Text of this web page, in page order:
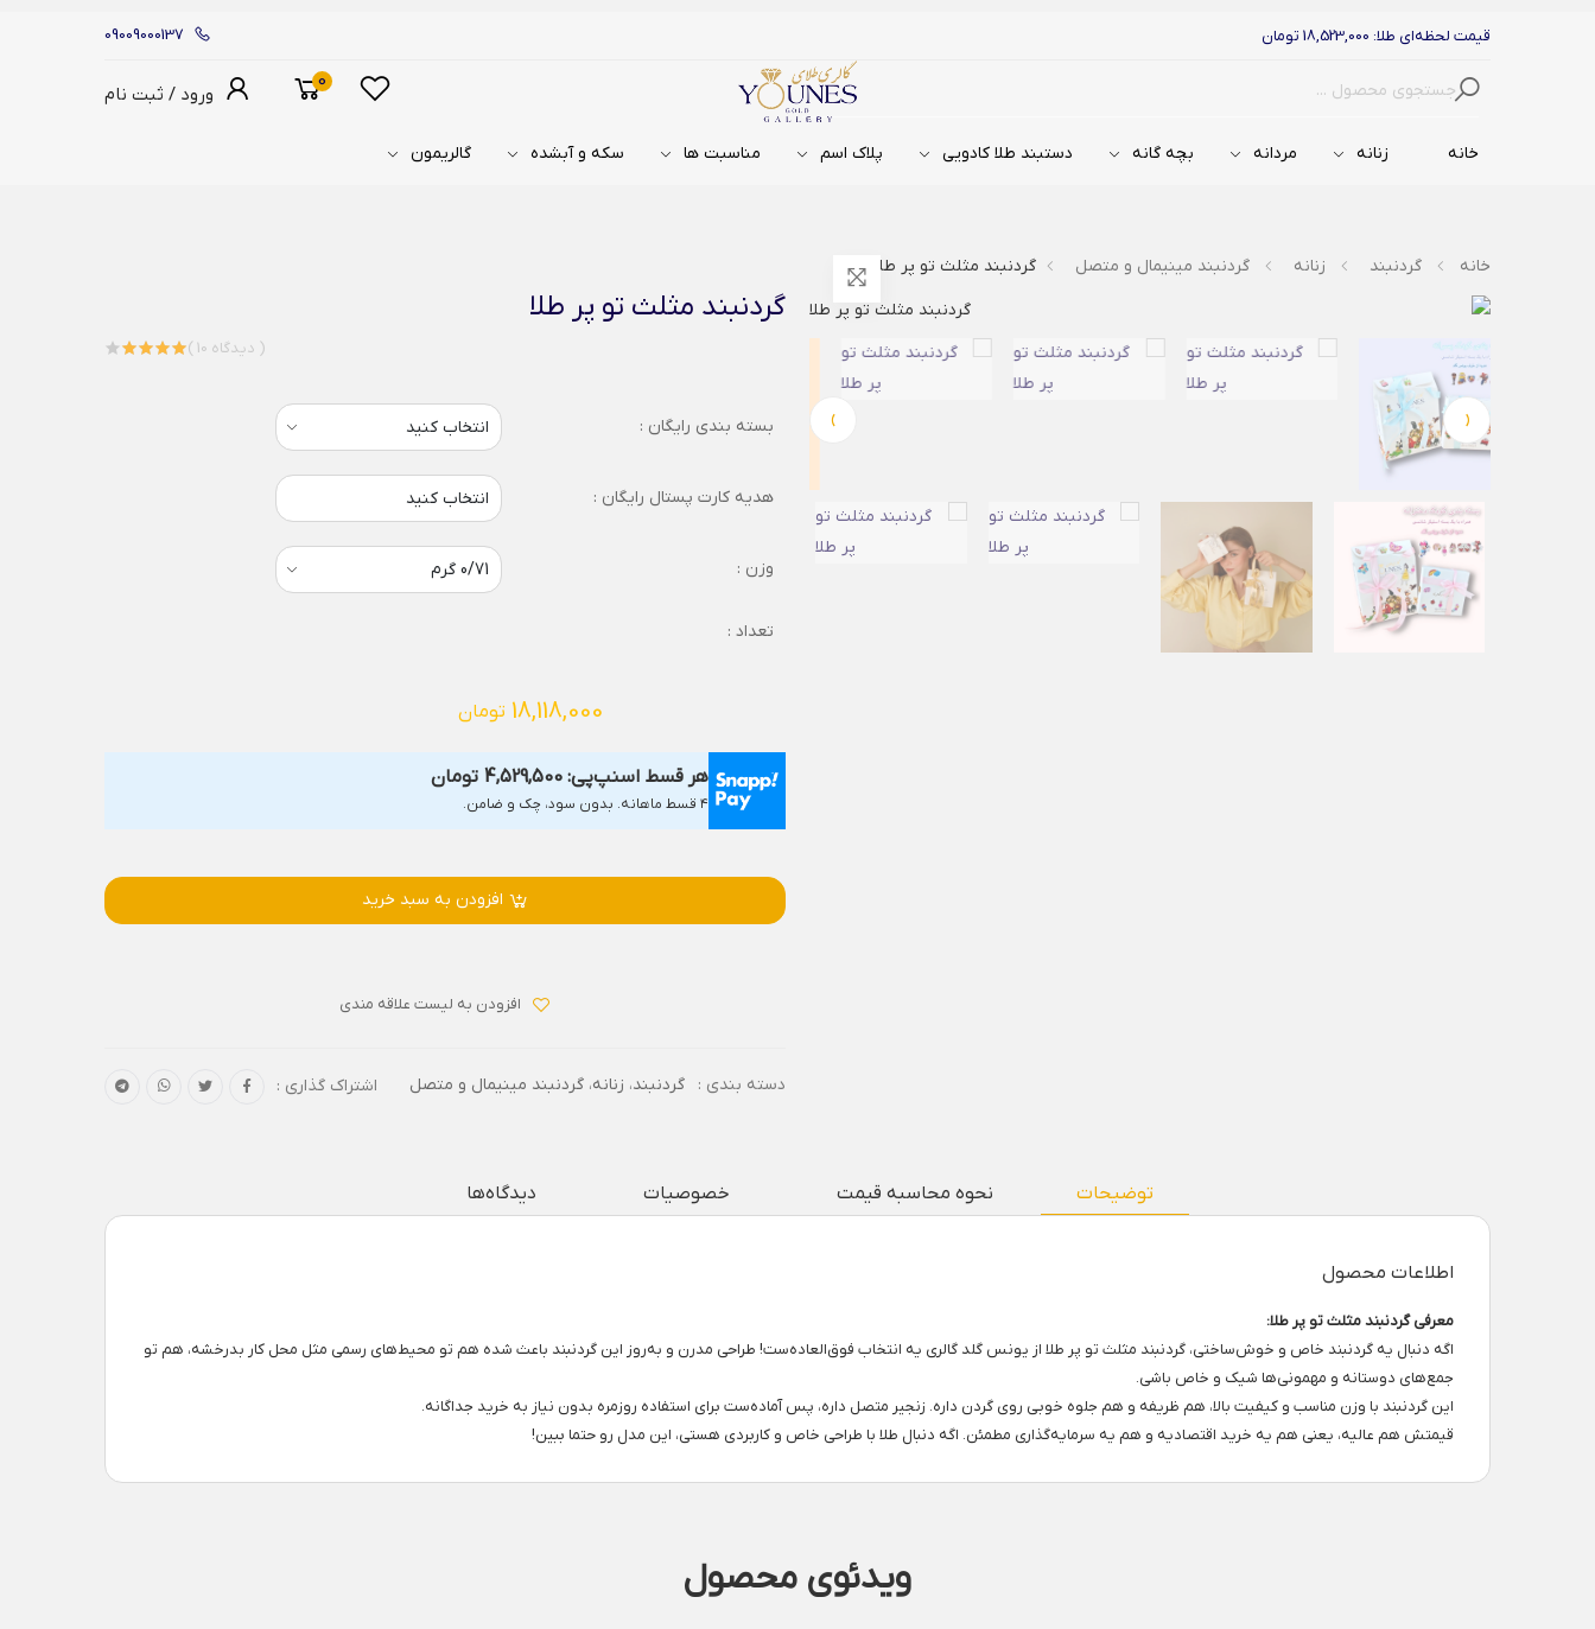
قیمت لحظه‌ای طلا: 18,523,000 تومان 09009000137
جستجو
ورود / ثبت نام
0
خانه زنانه مردانه بچه گانه دستبند طلا کادویی پلاک اسم مناسبت ها سکه و آبشده گالریمون
خانه گردنبند زنانه گردنبند مینیمال و متصل گردنبند مثلث تو پر طلا
‹
›
گردنبند مثلث تو پر طلا
( 10 دیدگاه )
بسته بندی رایگان :
هدیه کارت پستال رایگان : انتخاب کنید
وزن :
تعداد :
18,118,000 تومان
هر قسط اسنپ‌پی: 4,529,500 تومان
۴ قسط ماهانه. بدون سود، چک و ضامن.
افزودن به سبد خرید
افزودن به لیست علاقه مندی
دسته بندی : گردنبند، زنانه، گردنبند مینیمال و متصل اشتراک گذاری :
توضیحات نحوه محاسبه قیمت خصوصیات دیدگاه‌ها
اطلاعات محصول
معرفی گردنبند مثلث تو پر طلا:
اگه دنبال یه گردنبند خاص و خوش‌ساختی، گردنبند مثلث تو پر طلا از یونس گلد گالری یه انتخاب فوق‌العاده‌ست! طراحی مدرن و به‌روز این گردنبند باعث شده هم تو محیط‌های رسمی مثل محل کار بدرخشه، هم تو
جمع‌های دوستانه و مهمونی‌ها شیک و خاص باشی.
این گردنبند با وزن مناسب و کیفیت بالا، هم ظریفه و هم جلوه‌ خوبی روی گردن داره. زنجیر متصل داره، پس آماده‌ست برای استفاده روزمره بدون نیاز به خرید جداگانه.
قیمتش هم عالیه، یعنی هم یه خرید اقتصادیه و هم یه سرمایه‌گذاری مطمئن. اگه دنبال طلا با طراحی خاص و کاربردی هستی، این مدل رو حتما ببین!
ویدئوی محصول